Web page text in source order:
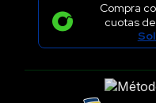
Compra
cuotas de